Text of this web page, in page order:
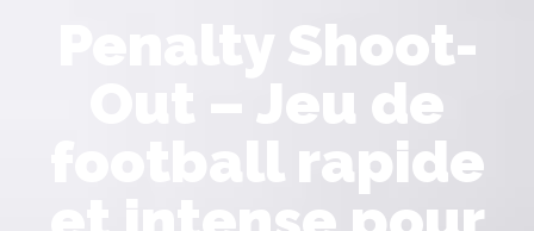
Penalty Shoot-
Out – Jeu de
football rapide